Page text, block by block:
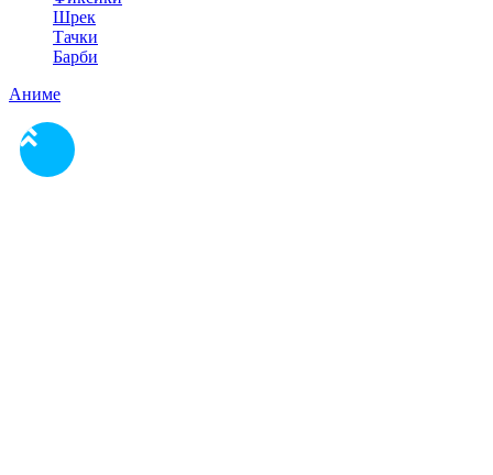
Шрек
Тачки
Барби
Аниме